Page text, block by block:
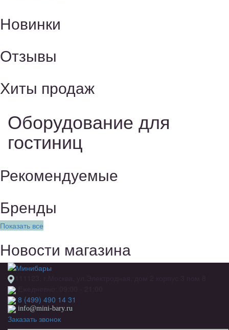
Новинки
Отзывы
Хиты продаж
Оборудование для
гостиниц
Рекомендуемые
Бренды
Показать все
Новости магазина
8 (499) 490 14 31
info@mini-bary.ru
Заказать звонок